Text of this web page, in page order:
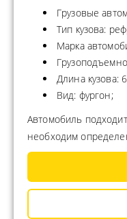
Грузовые
Тип кузова:
Марка
Длина кузова:
Вид: фургон;
Автомобиль
необходим